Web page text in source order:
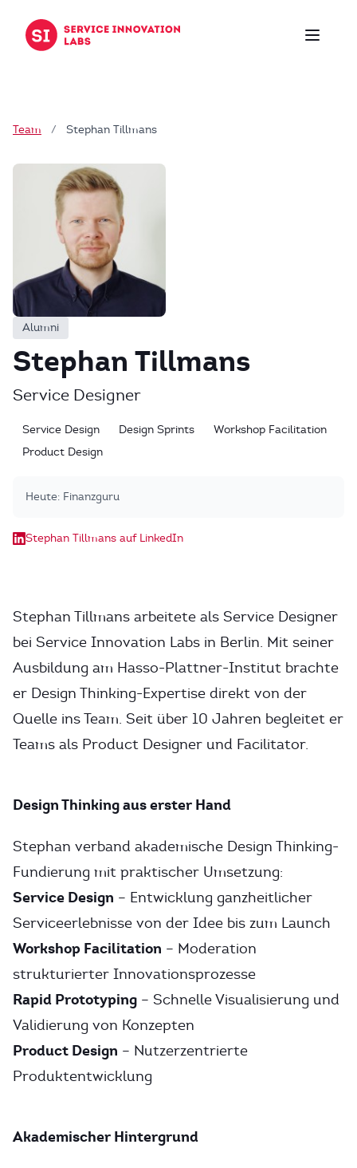
Team / Stephan Tillmans
Alumni
Stephan Tillmans
Service Designer
Service Design Design Sprints
Workshop Facilitation
Product Design
Heute: Finanzguru
Stephan Tillmans auf LinkedIn
Stephan Tillmans arbeitete als Service Designer
bei Service Innovation Labs in Berlin. Mit seiner
Ausbildung am Hasso-Plattner-Institut brachte
er Design Thinking-Expertise direkt von der
Quelle ins Team. Seit über 10 Jahren begleitet er
Teams als Product Designer und Facilitator.
Design Thinking aus erster Hand
Stephan verband akademische Design Thinking-
Fundierung mit praktischer Umsetzung:
Service Design – Entwicklung ganzheitlicher
Serviceerlebnisse von der Idee bis zum Launch
Workshop Facilitation – Moderation
strukturierter Innovationsprozesse
Rapid Prototyping – Schnelle Visualisierung und
Validierung von Konzepten
Product Design – Nutzerzentrierte
Produktentwicklung
Akademischer Hintergrund